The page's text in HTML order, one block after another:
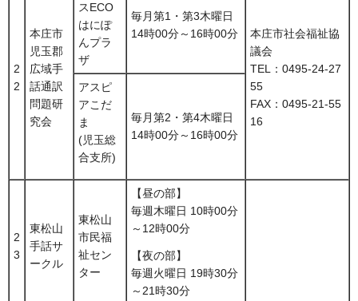
2
2
本庄市
児玉郡
広域手
話通訳
問題研
究会
スECO
はにぽ
んプラ
ザ
毎月第1・第3木曜日
14時00分～16時00分
本庄市社会福祉協
議会
TEL：0495-24-27
55
FAX：0495-21-55
16
アスピ
アこだ
ま
(児玉総
合支所)
毎月第2・第4木曜日
14時00分～16時00分
2
3
東松山
手話サ
ークル
東松山
市民福
祉セン
ター
【昼の部】
毎週木曜日 10時00分
～12時00分
【夜の部】
毎週火曜日 19時30分
～21時30分